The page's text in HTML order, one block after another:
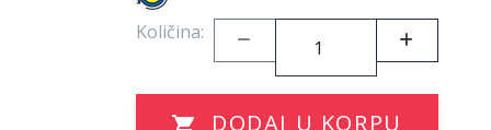
Količina:
DODAJ U KORPU